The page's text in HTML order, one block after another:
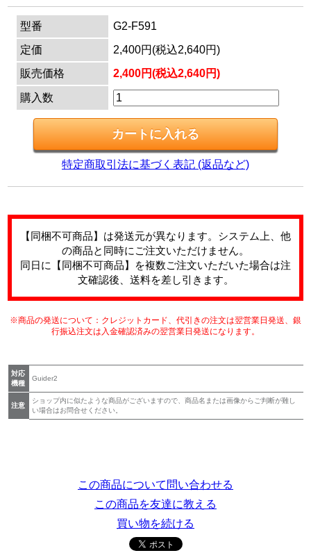
型番
G2-F591
定価
2,400円(税込2,640円)
販売価格
2,400円(税込2,640円)
購入数
特定商取引法に基づく表記 (返品など)
【同梱不可商品】は発送元が異なります。システム上、他
の商品と同時にご注文いただけません。
同日に【同梱不可商品】を複数ご注文いただいた場合は注
文確認後、送料を差し引きます。
※商品の発送について：クレジットカード、代引きの注文は翌営業日発送、銀
行振込注文は入金確認済みの翌営業日発送になります。
対応
機種
Guider2
注意
ショップ内に似たような商品がございますので、商品名または画像からご判断が難し
い場合はお問合せください。
この商品について問い合わせる
この商品を友達に教える
買い物を続ける